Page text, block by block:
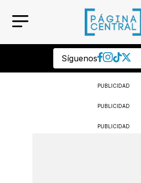
Síguenos
PUBLICIDAD
PUBLICIDAD
PUBLICIDAD